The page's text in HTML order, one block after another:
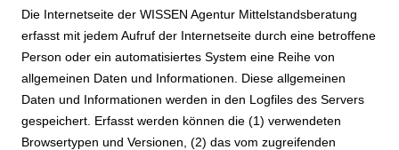
Die Internetseite der WISSEN Agentur Mittelstandsberatung
erfasst mit jedem Aufruf der Internetseite durch eine betroffene
Person oder ein automatisiertes System eine Reihe von
allgemeinen Daten und Informationen. Diese allgemeinen
Daten und Informationen werden in den Logfiles des Servers
gespeichert. Erfasst werden können die (1) verwendeten
Browsertypen und Versionen, (2) das vom zugreifenden